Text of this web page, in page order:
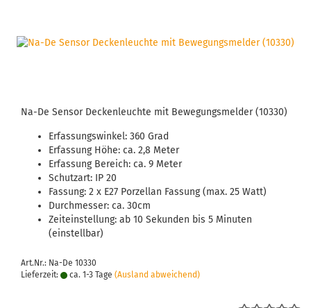
Na-De Sensor Deckenleuchte mit Bewegungsmelder (10330)
Erfassungswinkel: 360 Grad
Erfassung Höhe: ca. 2,8 Meter
Erfassung Bereich: ca. 9 Meter
Schutzart: IP 20
Fassung: 2 x E27 Porzellan Fassung (max. 25 Watt)
Durchmesser: ca. 30cm
Zeiteinstellung: ab 10 Sekunden bis 5 Minuten
(einstellbar)
Art.Nr.: Na-De 10330
Lieferzeit:
ca. 1-3 Tage (Ausland abweichend)